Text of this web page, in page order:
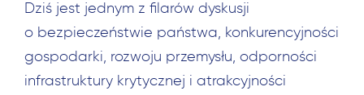
Dziś jest jednym z filarów dyskusji
o bezpieczeństwie państwa, konkurencyjności
gospodarki, rozwoju przemysłu, odporności
infrastruktury krytycznej i atrakcyjności